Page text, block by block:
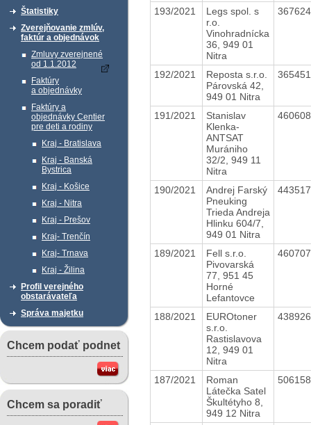
Štatistiky
Zverejňovanie zmlúv,
faktúr a objednávok
Zmluvy zverejnené
od 1.1.2012
Faktúry
a objednávky
Faktúry a
objednávky Centier
pre deti a rodiny
Kraj - Bratislava
Kraj - Banská
Bystrica
Kraj - Košice
Kraj - Nitra
Kraj - Prešov
Kraj- Trenčín
Kraj- Trnava
Kraj - Žilina
Profil verejného
obstarávateľa
Správa majetku
Chcem podať podnet
Chcem sa poradiť
193/2021
Legs spol. s
r.o.
Vinohradnícka
36, 949 01
Nitra
192/2021
Reposta s.r.o.
Párovská 42,
949 01 Nitra
191/2021
Stanislav
Klenka-
ANTSAT
Murániho
32/2, 949 11
Nitra
190/2021
Andrej Farský
Pneuking
Trieda Andreja
Hlinku 604/7,
949 01 Nitra
189/2021
Fell s.r.o.
Pivovarská
77, 951 45
Horné
Lefantovce
188/2021
EUROtoner
s.r.o.
Rastislavova
12, 949 01
Nitra
187/2021
Roman
Látečka Satel
Škultétyho 8,
949 12 Nitra